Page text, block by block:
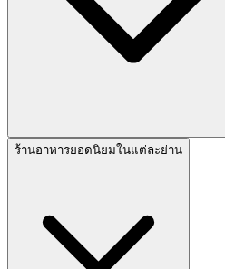
ร้านอาหารยอดนิยมในแต่ละย่าน